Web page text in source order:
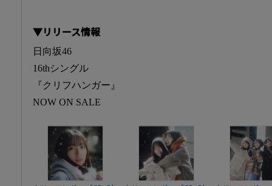
▼リリース情報
日向坂46
16thシングル
『クリフハンガー』
NOW ON SALE